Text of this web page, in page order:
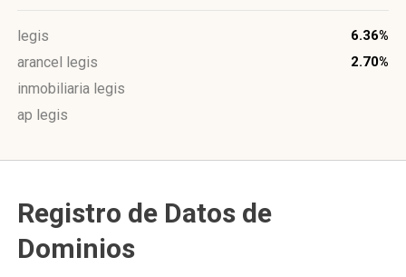
legis 6.36%
arancel legis 2.70%
inmobiliaria legis
ap legis
Registro de Datos de
Dominios